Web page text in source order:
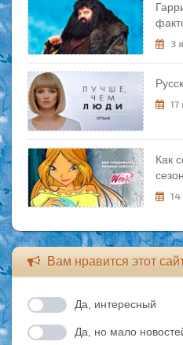
3
Как
14
Вам нравится этот
Да, интересный
Да, но мало